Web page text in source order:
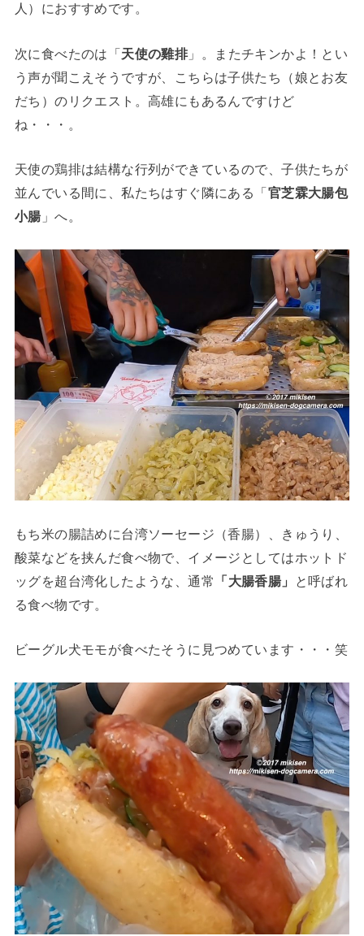
人）におすすめです。
次に食べたのは「天使の雞排」。またチキンかよ！とい
う声が聞こえそうですが、こちらは子供たち（娘とお友
だち）のリクエスト。高雄にもあるんですけど
ね・・・。
天使の鶏排は結構な行列ができているので、子供たちが
並んでいる間に、私たちはすぐ隣にある「官芝霖大腸包
小腸」へ。
もち米の腸詰めに台湾ソーセージ（香腸）、きゅうり、
酸菜などを挟んだ食べ物で、イメージとしてはホットド
ッグを超台湾化したような、通常
「大腸香腸」
と呼ばれ
る食べ物です。
ビーグル犬モモが食べたそうに見つめています・・・笑